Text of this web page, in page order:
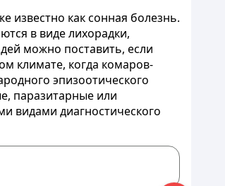
известно как сонная болезнь.
в виде лихорадки,
можно поставить, если
климате, когда комаров-
эпизоотического
паразитарные или
видами диагностического